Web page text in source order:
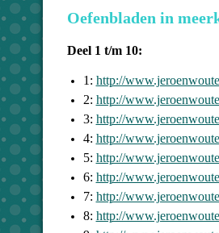
Oefenbladen in
Deel 1 t/m 10:
1: http://
2: http://
3: http://
4: http://
5: http://
6: http://
7: http://
8: http://